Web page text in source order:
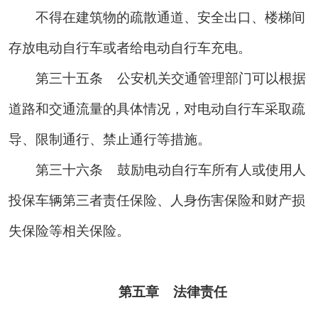
不得在建筑物的疏散通道、安全出口、楼梯间
存放电动自行车或者给电动自行车充电。
第三十五条 公安机关交通管理部门可以根据
道路和交通流量的具体情况，对电动自行车采取疏
导、限制通行、禁止通行等措施。
第三十六条 鼓励电动自行车所有人或使用人
投保车辆第三者责任保险、人身伤害保险和财产损
失保险等相关保险。
第五章法律责任